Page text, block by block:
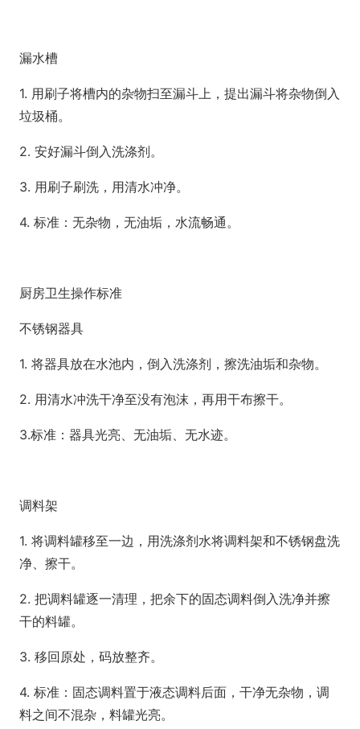
漏水槽
1. 用刷子将槽内的杂物扫至漏斗上，提出漏斗将杂物倒入
垃圾桶。
2. 安好漏斗倒入洗涤剂。
3. 用刷子刷洗，用清水冲净。
4. 标准：无杂物，无油垢，水流畅通。
厨房卫生操作标准
不锈钢器具
1. 将器具放在水池内，倒入洗涤剂，擦洗油垢和杂物。
2. 用清水冲洗干净至没有泡沫，再用干布擦干。
3.标准：器具光亮、无油垢、无水迹。
调料架
1. 将调料罐移至一边，用洗涤剂水将调料架和不锈钢盘洗
净、擦干。
2. 把调料罐逐一清理，把余下的固态调料倒入洗净并擦
干的料罐。
3. 移回原处，码放整齐。
4. 标准：固态调料置于液态调料后面，干净无杂物，调
料之间不混杂，料罐光亮。